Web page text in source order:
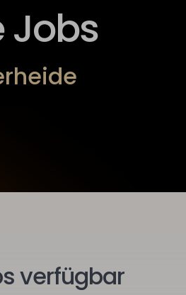
Jobs
verfügbar